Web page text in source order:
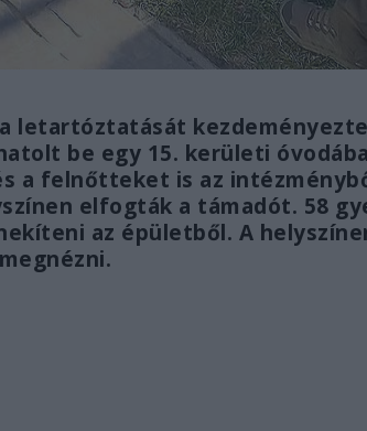
letartóztatását
be egy 15. kerületi
a felnőtteket is az
elfogták a támadót. 58
az épületből. A